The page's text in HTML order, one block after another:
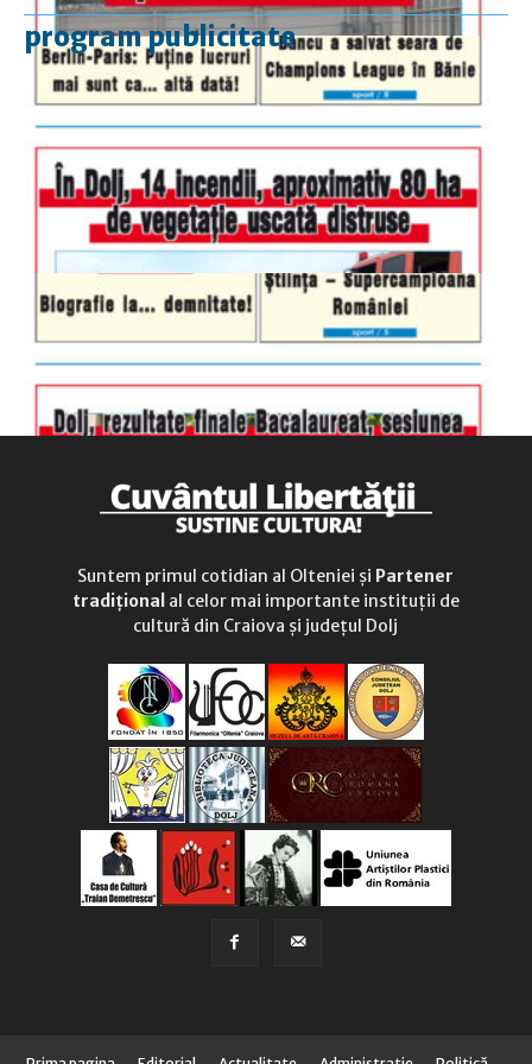
program publicitate
luni-vineri
9.00 - 17.00
duminică
9.00 - 12.00
Suntem primul cotidian al Olteniei și Partener
tradițional al celor mai importante instituții de
cultură din Craiova și județul Dolj